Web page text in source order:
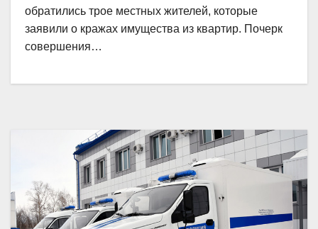
обратились трое местных жителей, которые
заявили о кражах имущества из квартир. Почерк
совершения…